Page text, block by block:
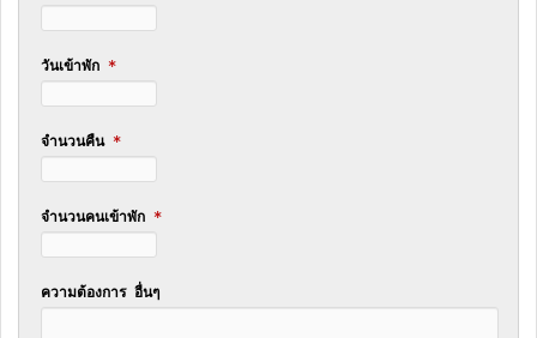
วันเข้าพัก *
จำนวนคืน *
จำนวนคนเข้าพัก *
ความต้องการ อื่นๆ